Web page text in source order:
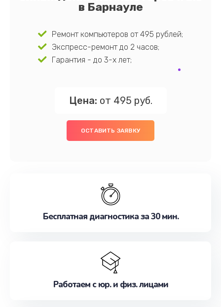
в Барнауле
Ремонт компьютеров от 495 рублей;
Экспресс-ремонт до 2 часов;
Гарантия - до 3-х лет;
Цена: от 495 руб.
ОСТАВИТЬ ЗАЯВКУ
Бесплатная диагностика за 30 мин.
Работаем с юр. и физ. лицами